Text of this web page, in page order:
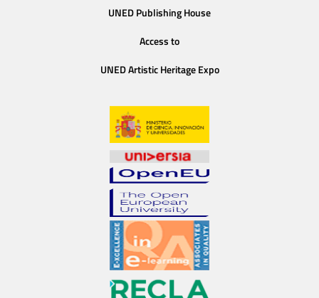
UNED Publishing House
Access to
UNED Artistic Heritage Expo